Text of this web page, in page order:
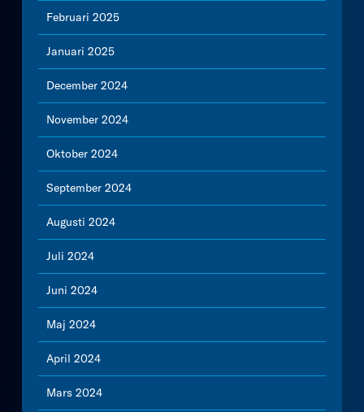
Februari 2025
Januari 2025
December 2024
November 2024
Oktober 2024
September 2024
Augusti 2024
Juli 2024
Juni 2024
Maj 2024
April 2024
Mars 2024